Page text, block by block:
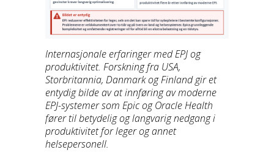
Internasjonale erfaringer med EPJ og
produktivitet. Forskning fra USA,
Storbritannia, Danmark og Finland gir et
entydig bilde av at innføring av moderne
EPJ-systemer som Epic og Oracle Health
fører til betydelig og langvarig nedgang i
produktivitet for leger og annet
helsepersonell.